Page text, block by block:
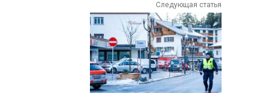
Следующая статья